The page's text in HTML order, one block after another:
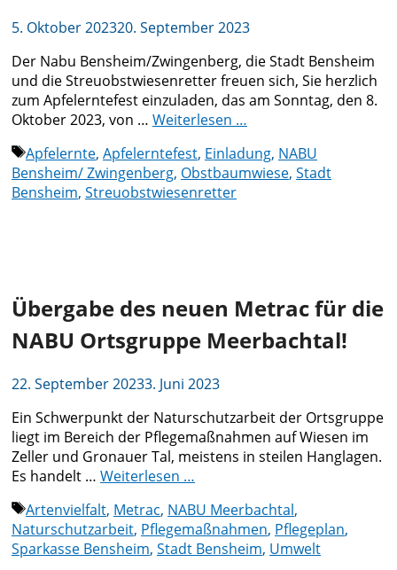
5. Oktober 202320. September 2023
Der Nabu Bensheim/Zwingenberg, die Stadt Bensheim
und die Streuobstwiesenretter freuen sich, Sie herzlich
zum Apfelerntefest einzuladen, das am Sonntag, den 8.
Oktober 2023, von … Weiterlesen …
Schlagwörter
Apfelernte, Apfelerntefest, Einladung, NABU
Bensheim/ Zwingenberg, Obstbaumwiese, Stadt
Bensheim, Streuobstwiesenretter
Übergabe des neuen Metrac für die
NABU Ortsgruppe Meerbachtal!
22. September 20233. Juni 2023
Ein Schwerpunkt der Naturschutzarbeit der Ortsgruppe
liegt im Bereich der Pflegemaßnahmen auf Wiesen im
Zeller und Gronauer Tal, meistens in steilen Hanglagen.
Es handelt … Weiterlesen …
Schlagwörter
Artenvielfalt, Metrac, NABU Meerbachtal,
Naturschutzarbeit, Pflegemaßnahmen, Pflegeplan,
Sparkasse Bensheim, Stadt Bensheim, Umwelt